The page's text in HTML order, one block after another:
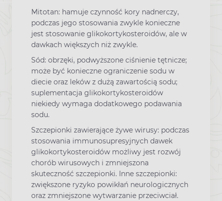
Mitotan: hamuje czynność kory nadnerczy,
podczas jego stosowania zwykle konieczne
jest stosowanie glikokortykosteroidów, ale w
dawkach większych niż zwykle.
Sód: obrzęki, podwyższone ciśnienie tętnicze;
może być konieczne ograniczenie sodu w
diecie oraz leków z dużą zawartością sodu;
suplementacja glikokortykosteroidów
niekiedy wymaga dodatkowego podawania
sodu.
Szczepionki zawierające żywe wirusy: podczas
stosowania immunosupresyjnych dawek
glikokortykosteroidów możliwy jest rozwój
chorób wirusowych i zmniejszona
skuteczność szczepionki. Inne szczepionki:
zwiększone ryzyko powikłań neurologicznych
oraz zmniejszone wytwarzanie przeciwciał.